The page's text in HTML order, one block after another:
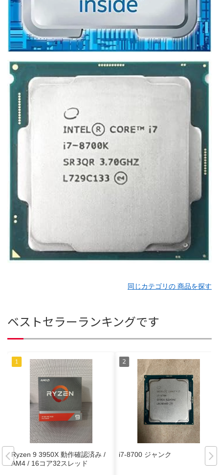
同じカテゴリの 商品を探す
ベストセラーランキングです
Ryzen 9 3950X 動作確認済み /
AM4 / 16コア32スレッド
i7-8700 ジャンク